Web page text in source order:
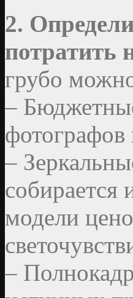
2.
потратить
грубо
–
фотографов
–
собирается
модели
–